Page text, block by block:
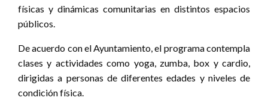
físicas y dinámicas comunitarias en distintos espacios
públicos.
De acuerdo con el Ayuntamiento, el programa contempla
clases y actividades como yoga, zumba, box y cardio,
dirigidas a personas de diferentes edades y niveles de
condición física.